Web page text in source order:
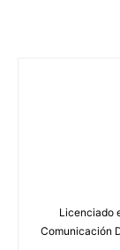
Licenciado
Comunicación